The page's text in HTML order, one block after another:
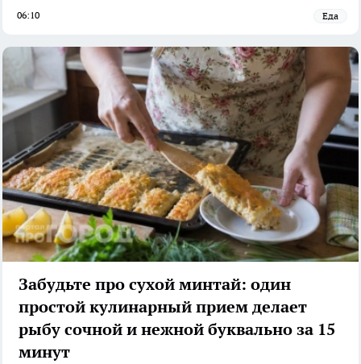
06:10 Еда
Забудьте про сухой минтай: один
простой кулинарный прием делает
рыбу сочной и нежной буквально за 15
минут